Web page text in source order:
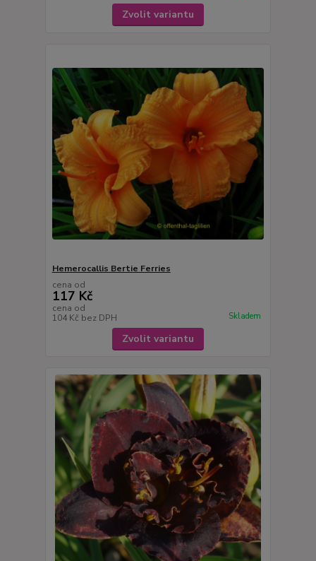
Zvolit variantu
Hemerocallis Bertie Ferries
cena od
117 Kč
cena od
104 Kč bez DPH Skladem
Zvolit variantu